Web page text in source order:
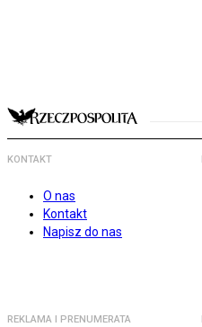
KONTAKT
O nas
Kontakt
Napisz do nas
REKLAMA I PRENUMERATA